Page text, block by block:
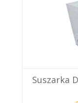
Suszarka